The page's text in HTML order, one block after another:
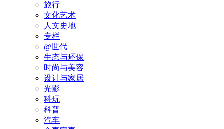
旅行
文化艺术
人文史地
专栏
@世代
生态与环保
时尚与美容
设计与家居
光影
科玩
科普
汽车